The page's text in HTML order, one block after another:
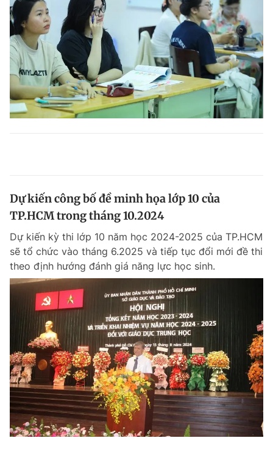
Dự kiến công bố đề minh họa lớp 10 của
TP.HCM trong tháng 10.2024
Dự kiến kỳ thi lớp 10 năm học 2024-2025 của TP.HCM
sẽ tổ chức vào tháng 6.2025 và tiếp tục đổi mới đề thi
theo định hướng đánh giá năng lực học sinh.